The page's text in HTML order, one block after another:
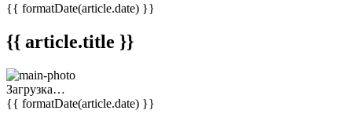
{{ formatDate(article.date) }}
{{ article.title }}
Загрузка…
{{ formatDate(article.date) }}